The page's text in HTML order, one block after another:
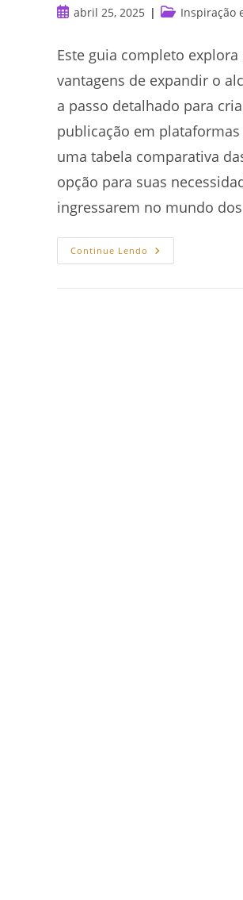
Postabril 25, 2025
Categoria
Inspiração
Este guia completo
vantagens de expandir o
a passo detalhado para
publicação em
uma tabela comparativa
opção para suas
ingressarem no mundo
Continue Lendo Autopublicação
De